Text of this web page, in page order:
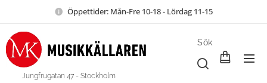
Öppettider: Mån-Fre 10-18 - Lördag 11-15
Jungfrugatan 47 - Stockholm
Sök